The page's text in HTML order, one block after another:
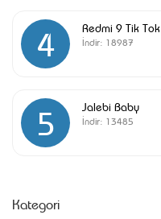
4 Redmi 9 Tik Tok
İndir: 18987
5 Jalebi Baby
İndir: 13485
Kategori